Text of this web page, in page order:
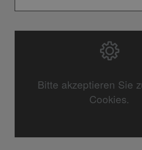
Bitte akzeptieren Sie
Cookies.